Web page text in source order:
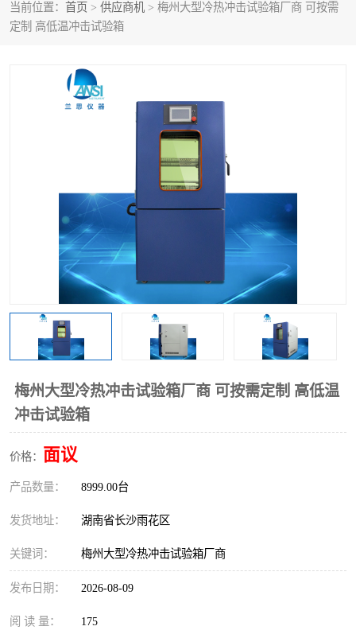
当前位置： 首页 > 供应商机 > 梅州大型冷热冲击试验箱厂商 可按需
定制 高低温冲击试验箱
梅州大型冷热冲击试验箱厂商 可按需定制 高低温
冲击试验箱
价格： 面议
产品数量： 8999.00台
发货地址： 湖南省长沙雨花区
关键词： 梅州大型冷热冲击试验箱厂商
发布日期： 2026-08-09
阅 读 量： 175